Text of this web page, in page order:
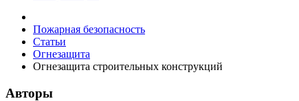
Пожарная безопасность
Статьи
Огнезащита
Огнезащита строительных конструкций
Авторы